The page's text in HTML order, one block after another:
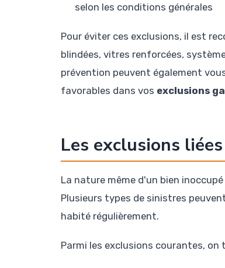
selon les conditions générales
Pour éviter ces exclusions, il est
blindées, vitres renforcées,
prévention peuvent également
favorables dans vos exclusions
Les exclusions
La nature même d'un bien
Plusieurs types de sinistres
habité régulièrement.
Parmi les exclusions courantes, on